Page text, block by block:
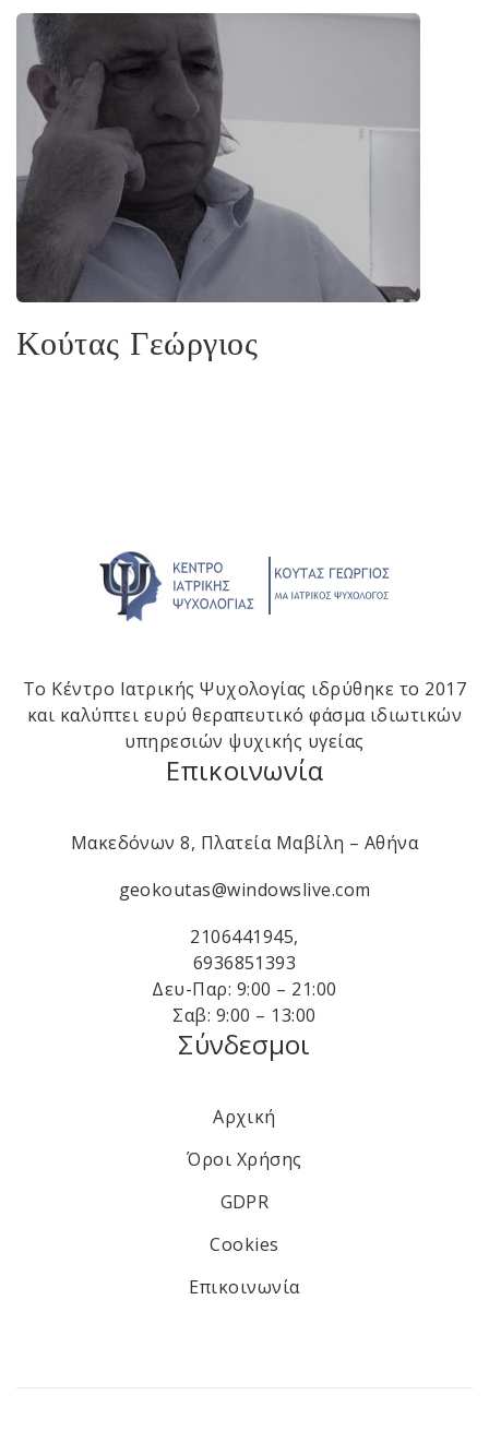
Κούτας Γεώργιος
Το Κέντρο Ιατρικής Ψυχολογίας ιδρύθηκε το 2017
και καλύπτει ευρύ θεραπευτικό φάσμα ιδιωτικών
υπηρεσιών ψυχικής υγείας
Επικοινωνία
Μακεδόνων 8, Πλατεία Μαβίλη – Αθήνα
geokoutas@windowslive.com
2106441945,
6936851393
Δευ-Παρ: 9:00 – 21:00
Σαβ: 9:00 – 13:00
Σύνδεσμοι
Αρχική
Όροι Χρήσης
GDPR
Cookies
Επικοινωνία